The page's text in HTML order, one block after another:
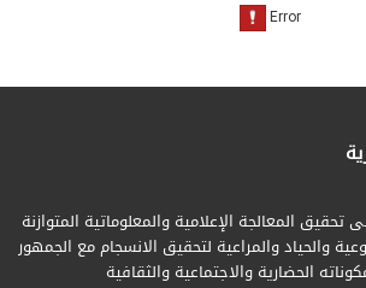
المعالجة الإعلامية والمعلوماتية المتوازنة
والحياد والمراعية لتحقيق الانسجام مع الجمهور
الحضارية والاجتماعية والثقافية